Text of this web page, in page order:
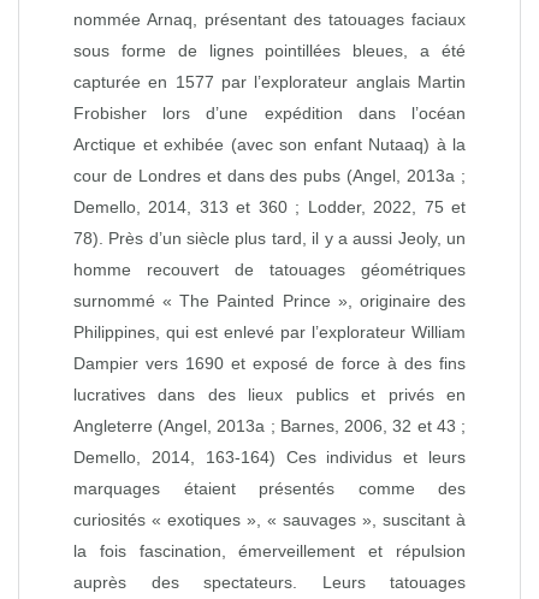
nommée Arnaq, présentant des tatouages faciaux
sous forme de lignes pointillées bleues, a été
capturée en 1577 par l’explorateur anglais Martin
Frobisher lors d’une expédition dans l’océan
Arctique et exhibée (avec son enfant Nutaaq) à la
cour de Londres et dans des pubs (Angel, 2013a ;
Demello, 2014, 313 et 360 ; Lodder, 2022, 75 et
78). Près d’un siècle plus tard, il y a aussi Jeoly, un
homme recouvert de tatouages géométriques
surnommé « The Painted Prince », originaire des
Philippines, qui est enlevé par l’explorateur William
Dampier vers 1690 et exposé de force à des fins
lucratives dans des lieux publics et privés en
Angleterre (Angel, 2013a ; Barnes, 2006, 32 et 43 ;
Demello, 2014, 163‑164) Ces individus et leurs
marquages étaient présentés comme des
curiosités « exotiques », « sauvages », suscitant à
la fois fascination, émerveillement et répulsion
auprès des spectateurs. Leurs tatouages